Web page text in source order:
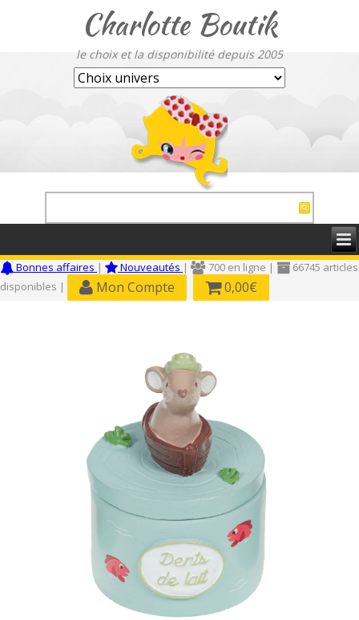
Charlotte Boutik
le choix et la disponibilité depuis 2005
Bonnes affaires | Nouveautés | 700 en ligne |
66745 articles
disponibles |
Mon Compte 0,00€